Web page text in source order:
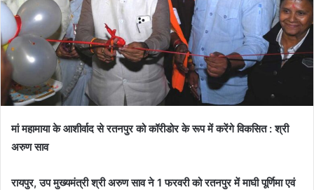
मां महामाया के आशीर्वाद से रतनपुर को कॉरीडोर के रूप में करेंगे विकसित : श्री
अरुण साव
रायपुर, उप मुख्यमंत्री श्री अरुण साव ने 1 फरवरी को रतनपुर में माघी पूर्णिमा एवं